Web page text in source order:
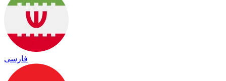
فارسی